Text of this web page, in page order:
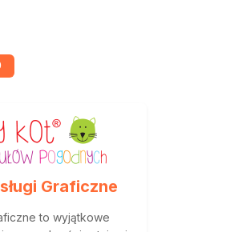
Graficzne
to wyjątkowe